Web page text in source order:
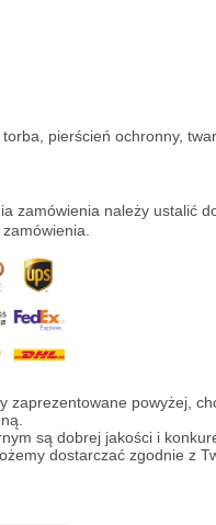
pierścień ochronny,
zamówienia należy ustalić
zaprezentowane powyżej,
są dobrej jakości i
dostarczać zgodnie z